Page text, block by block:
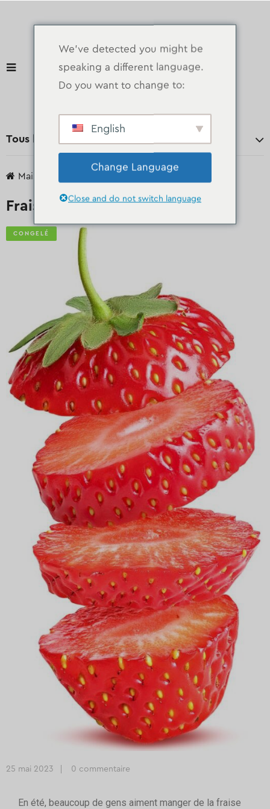
Tous les départements
Maison
Fraise
CONGELÉ
25 mai 2023 0 commentaire
En été, beaucoup de gens aiment manger de la fraise
We've detected you might be
speaking a different language.
Do you want to change to:
English
Change Language
Close and do not switch language